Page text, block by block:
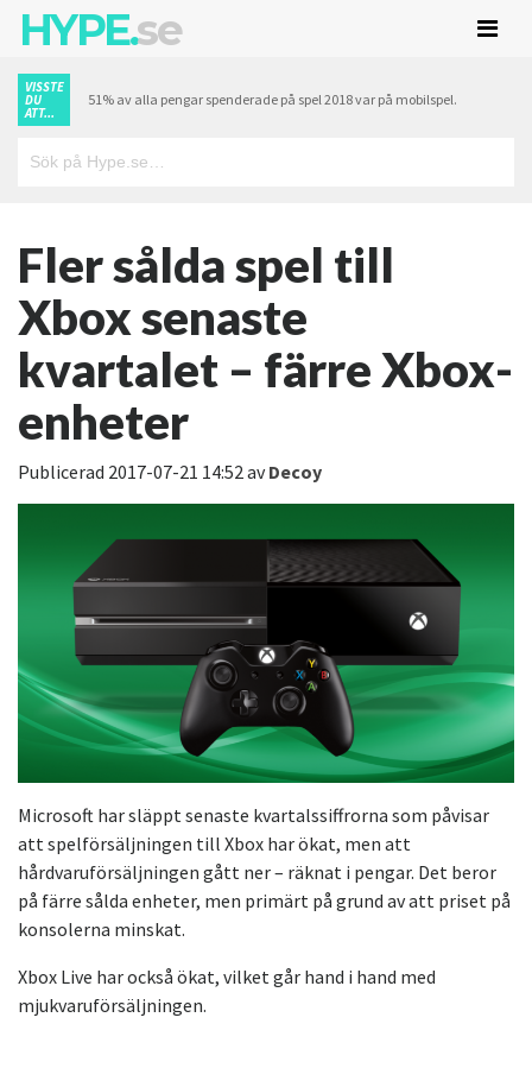
HYPE.se
VISSTE
DU
ATT...
51% av alla pengar spenderade på spel 2018 var på mobilspel.
Fler sålda spel till
Xbox senaste
kvartalet – färre Xbox-
enheter
Publicerad 2017-07-21 14:52avDecoy
Microsoft har släppt senaste kvartalssiffrorna som påvisar
att spelförsäljningen till Xbox har ökat, men att
hårdvaruförsäljningen gått ner – räknat i pengar. Det beror
på färre sålda enheter, men primärt på grund av att priset på
konsolerna minskat.
Xbox Live har också ökat, vilket går hand i hand med
mjukvaruförsäljningen.